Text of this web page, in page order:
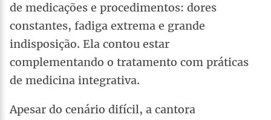
de medicações e procedimentos: dores
constantes, fadiga extrema e grande
indisposição. Ela contou estar
complementando o tratamento com práticas
de medicina integrativa.
Apesar do cenário difícil, a cantora